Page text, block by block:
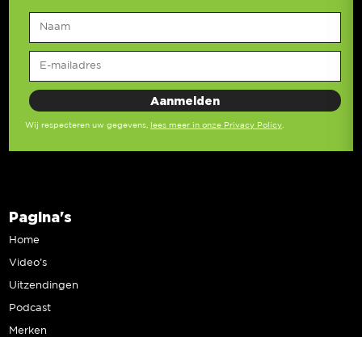
Wij respecteren uw gegevens, lees meer in onze Privacy Policy.
Pagina's
Home
Video’s
Uitzendingen
Podcast
Merken